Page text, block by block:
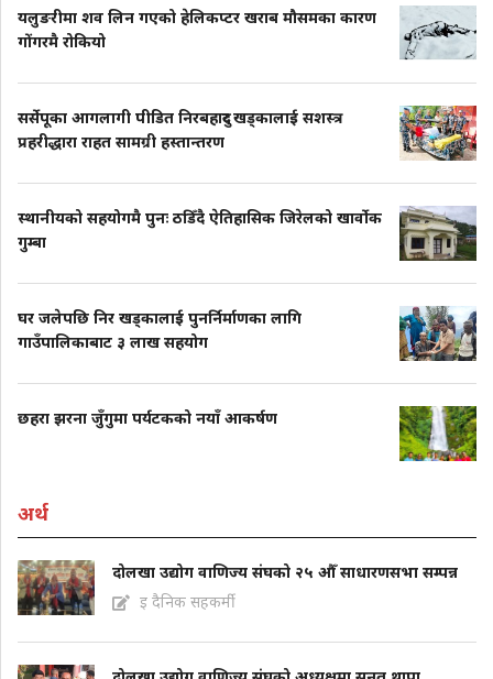
यलुङरीमा शव लिन गएको हेलिकप्टर खराब मौसमका कारण
गोंगरमै रोकियो
सर्सेपूका आगलागी पीडित निरबहादुर खड्कालाई सशस्त्र
प्रहरीद्धारा राहत सामग्री हस्तान्तरण
स्थानीयको सहयोगमै पुनः ठडिँदै ऐतिहासिक जिरेलको खार्वोक
गुम्बा
घर जलेपछि निर खड्कालाई पुनर्निर्माणका लागि
गाउँपालिकाबाट ३ लाख सहयोग
छहरा झरना जुँगुमा पर्यटकको नयाँ आकर्षण
अर्थ
दोलखा उद्योग वाणिज्य संघको २५ औँ साधारणसभा सम्पन्न
इ दैनिक सहकर्मी